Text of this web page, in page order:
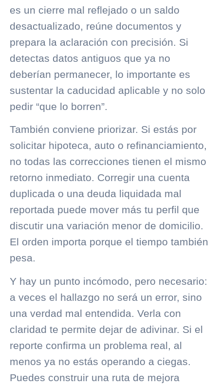
es un cierre mal reflejado o un saldo
desactualizado, reúne documentos y
prepara la aclaración con precisión. Si
detectas datos antiguos que ya no
deberían permanecer, lo importante es
sustentar la caducidad aplicable y no solo
pedir “que lo borren”.
También conviene priorizar. Si estás por
solicitar hipoteca, auto o refinanciamiento,
no todas las correcciones tienen el mismo
retorno inmediato. Corregir una cuenta
duplicada o una deuda liquidada mal
reportada puede mover más tu perfil que
discutir una variación menor de domicilio.
El orden importa porque el tiempo también
pesa.
Y hay un punto incómodo, pero necesario:
a veces el hallazgo no será un error, sino
una verdad mal entendida. Verla con
claridad te permite dejar de adivinar. Si el
reporte confirma un problema real, al
menos ya no estás operando a ciegas.
Puedes construir una ruta de mejora